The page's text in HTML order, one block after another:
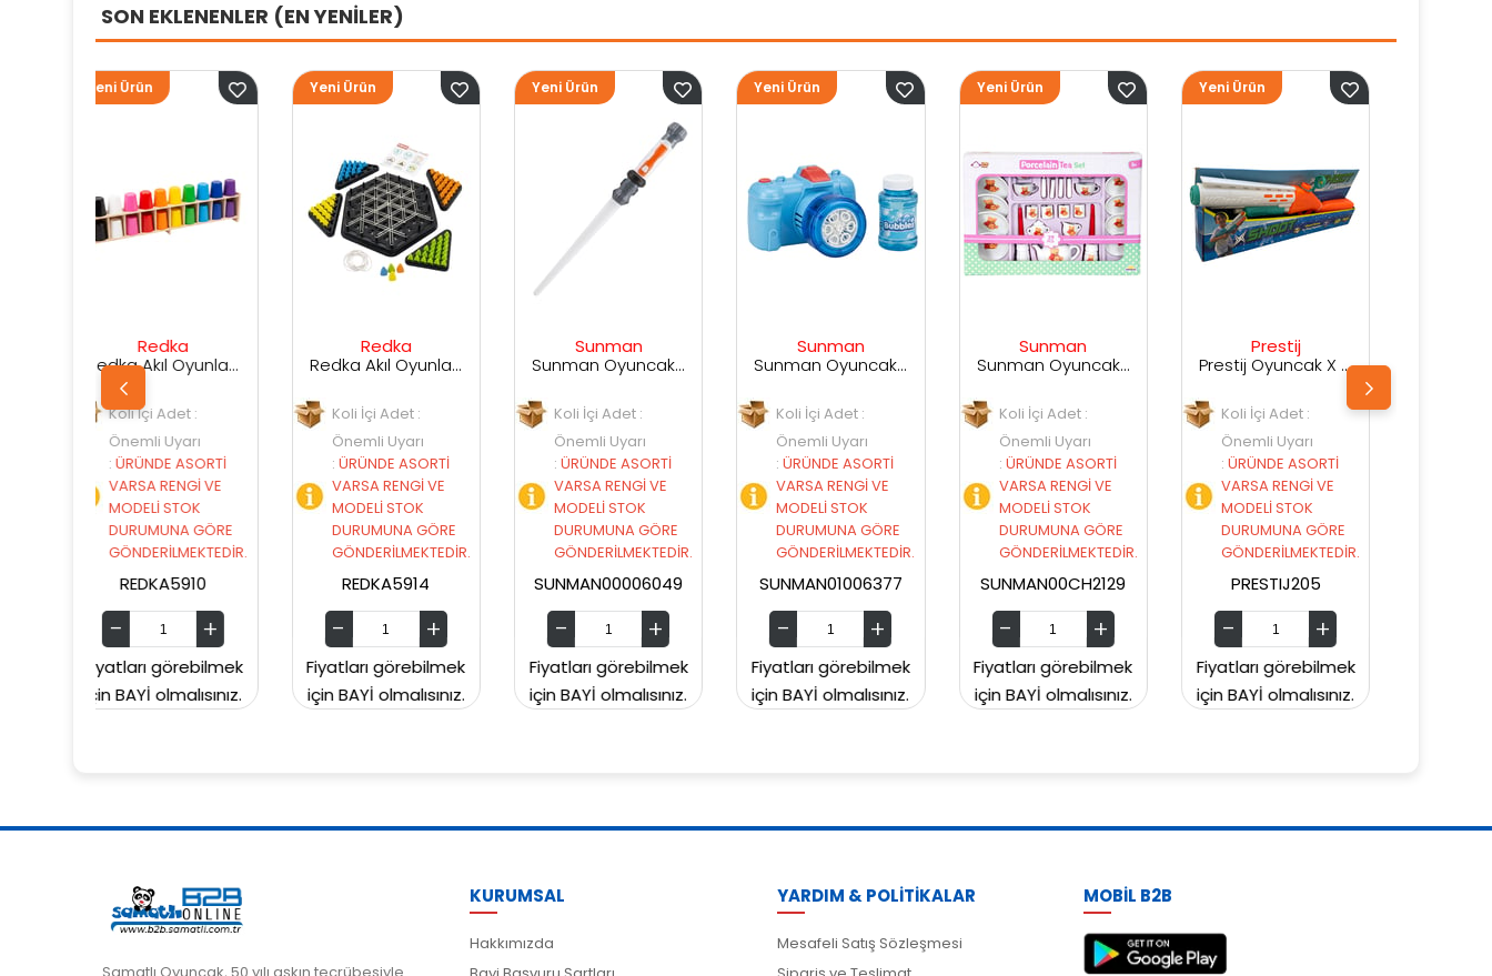
SON EKLENENLER (EN YENİLER)
Redka
Koli İçi Adet :
Önemli Uyarı
:ÜRÜNDE ASORTİ
VARSA RENGİ VE
MODELİ STOK
DURUMUNA GÖRE
GÖNDERİLMEKTEDİR.
REDKA5914
Yeni Ürün
Fiyatları görebilmek
için BAYİ olmalısınız.
Sunman
Koli İçi Adet :
Önemli Uyarı
:ÜRÜNDE ASORTİ
VARSA RENGİ VE
MODELİ STOK
DURUMUNA GÖRE
GÖNDERİLMEKTEDİR.
SUNMAN00006049
Yeni Ürün
Fiyatları görebilmek
için BAYİ olmalısınız.
Sunman
Koli İçi Adet :
Önemli Uyarı
:ÜRÜNDE ASORTİ
VARSA RENGİ VE
MODELİ STOK
DURUMUNA GÖRE
GÖNDERİLMEKTEDİR.
SUNMAN01006377
Yeni Ürün
Fiyatları görebilmek
için BAYİ olmalısınız.
Sunman
Koli İçi Adet :
Önemli Uyarı
:ÜRÜNDE ASORTİ
VARSA RENGİ VE
MODELİ STOK
DURUMUNA GÖRE
GÖNDERİLMEKTEDİR.
SUNMAN00CH2129
Yeni Ürün
Fiyatları görebilmek
için BAYİ olmalısınız.
Prestij
Koli İçi Adet :
Önemli Uyarı
:ÜRÜNDE ASORTİ
VARSA RENGİ VE
MODELİ STOK
DURUMUNA GÖRE
GÖNDERİLMEKTEDİR.
PRESTIJ205
Yeni Ürün
Fiyatları görebilmek
için BAYİ olmalısınız.
Prestij
Prestij Oyuncak Kutulu Su Silahı
Koli İçi Adet :
Önemli Uyarı
:ÜRÜNDE ASORTİ
VARSA RENGİ VE
MODELİ STOK
DURUMUNA GÖRE
GÖNDERİLMEKTEDİR.
PRESTIJ203
Yeni Ürün
Fiyatları görebilmek
için BAYİ olmalısınız.
KURUMSAL
Hakkımızda
YARDIM & POLİTİKALAR
Mesafeli Satış Sözleşmesi
MOBİL B2B